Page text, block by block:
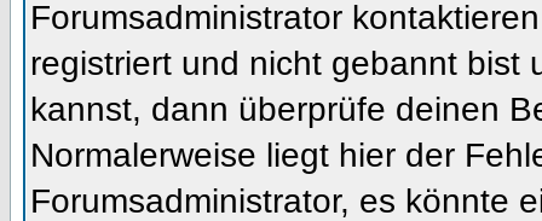
Forumsadministrator
registriert und nicht gebannt bist
kannst, dann überprüfe deinen
Normalerweise liegt hier der
Forumsadministrator, es könnte